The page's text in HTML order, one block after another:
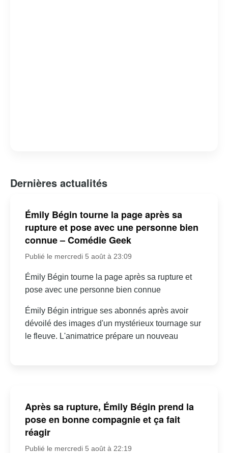
Dernières actualités
Émily Bégin tourne la page après sa
rupture et pose avec une personne bien
connue – Comédie Geek
Publié le mercredi 5 août à 23:09
Émily Bégin tourne la page après sa rupture et
pose avec une personne bien connue
Émily Bégin intrigue ses abonnés après avoir
dévoilé des images d'un mystérieux tournage sur
le fleuve. L'animatrice prépare un nouveau
Après sa rupture, Émily Bégin prend la
pose en bonne compagnie et ça fait
réagir
Publié le mercredi 5 août à 22:19